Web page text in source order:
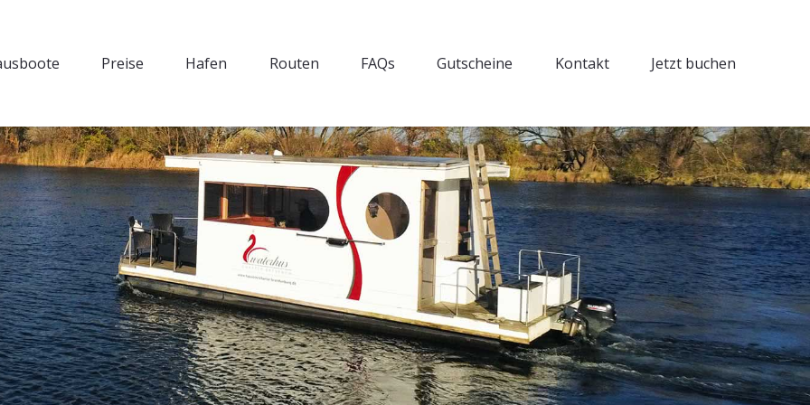
Preise Hafen Routen FAQs Gutscheine Kontakt Jetzt buchen